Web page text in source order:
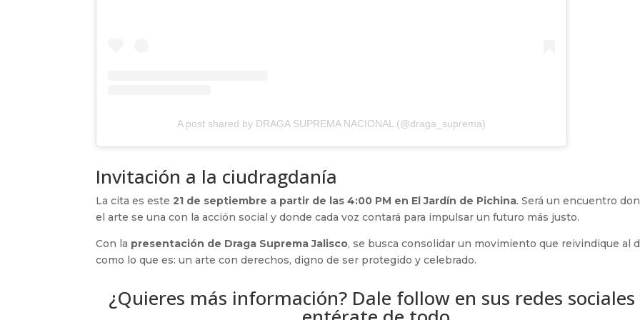
A post shared by DRAGA SUPREMA NACIONAL (@draga_suprema)
Invitación a la ciudragdanía
La cita es este21 de septiembre a partir de las 4:00 PM en El Jardín de Pichina. Será un encuentro
el arte se una con la acción social y donde cada voz contará para impulsar un futuro más justo.
Con la presentación de Draga Suprema Jalisco, se busca consolidar un movimiento que reivindique al
como lo que es: un arte con derechos, digno de ser protegido y celebrado.
¿Quieres más información? Dale follow en sus redes sociales